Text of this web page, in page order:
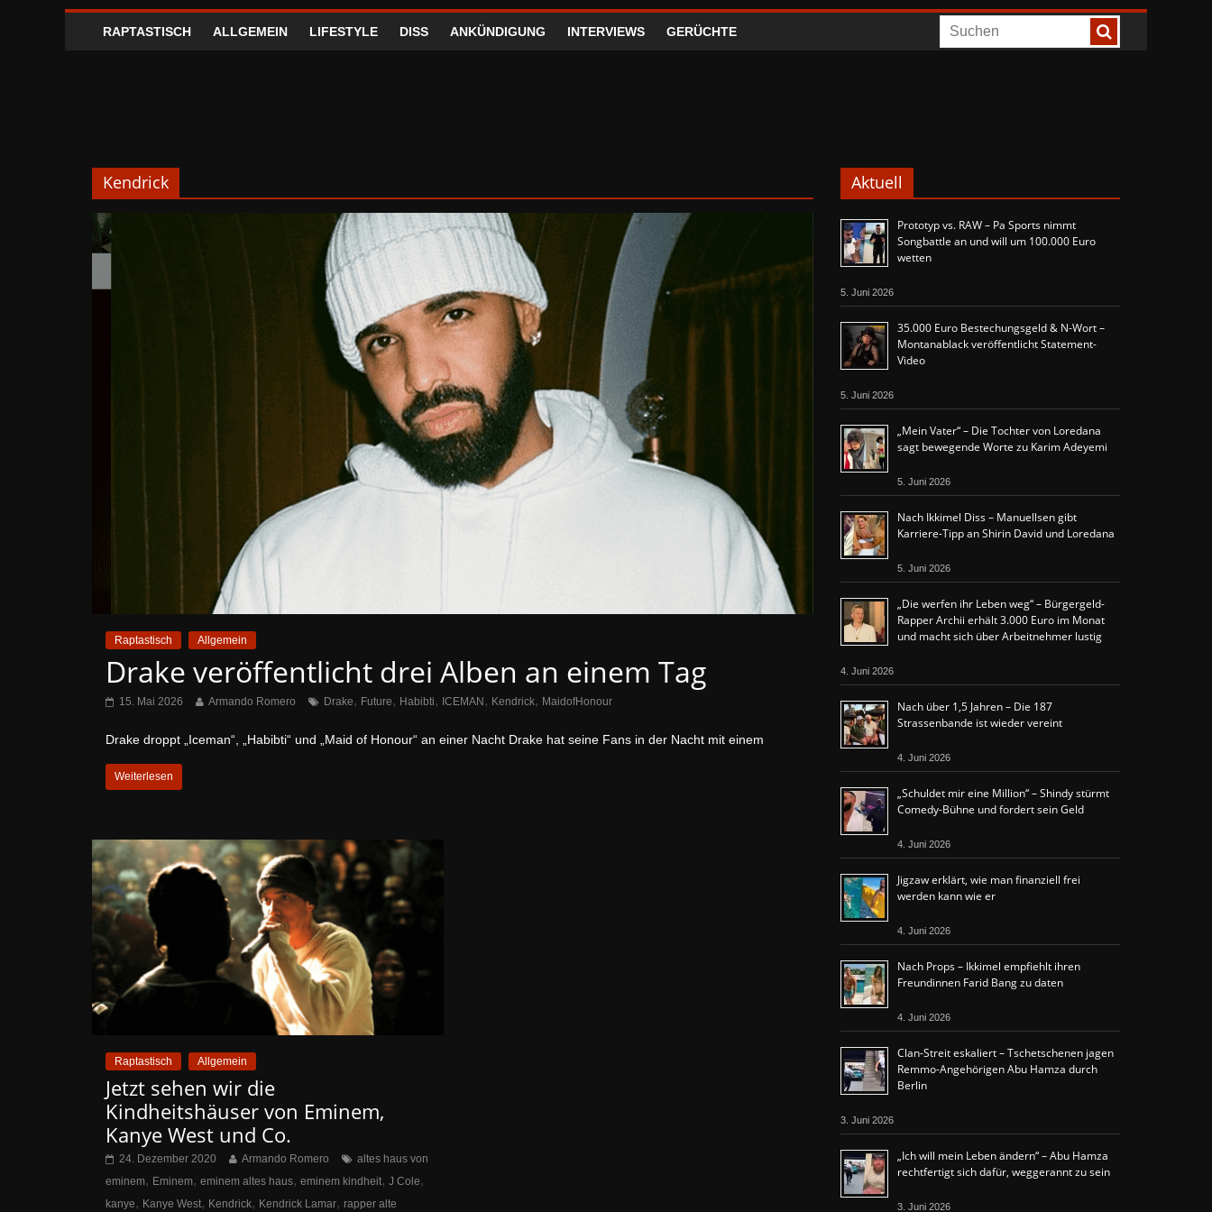
RAPTASTISCH ALLGEMEIN LIFESTYLE DISS ANKÜNDIGUNG INTERVIEWS GERÜCHTE
Kendrick
Raptastisch Allgemein
Drake veröffentlicht drei Alben an einem Tag
15. Mai 2026 Armando Romero Drake, Future, Habibti, ICEMAN , Kendrick, MaidofHonour
Drake droppt „Iceman“, „Habibti“ und „Maid of Honour“ an einer Nacht Drake hat seine Fans in der Nacht mit einem
Weiterlesen
Raptastisch Allgemein
Jetzt sehen wir die
Kindheitshäuser von Eminem,
Kanye West und Co.
24. Dezember 2020 Armando Romero
altes haus von
eminem, Eminem, eminem altes haus, eminem kindheit, J Cole,
kanye, Kanye West, Kendrick, Kendrick Lamar, rapper alte
Aktuell
Prototyp vs. RAW – Pa Sports nimmt
Songbattle an und will um 100.000 Euro
wetten
5. Juni 2026
35.000 Euro Bestechungsgeld & N-Wort –
Montanablack veröffentlicht Statement-
Video
5. Juni 2026
„Mein Vater“ – Die Tochter von Loredana
sagt bewegende Worte zu Karim Adeyemi
5. Juni 2026
Nach Ikkimel Diss – Manuellsen gibt
Karriere-Tipp an Shirin David und Loredana
5. Juni 2026
„Die werfen ihr Leben weg“ – Bürgergeld-
Rapper Archii erhält 3.000 Euro im Monat
und macht sich über Arbeitnehmer lustig
4. Juni 2026
Nach über 1,5 Jahren – Die 187
Strassenbande ist wieder vereint
4. Juni 2026
„Schuldet mir eine Million“ – Shindy stürmt
Comedy-Bühne und fordert sein Geld
4. Juni 2026
Jigzaw erklärt, wie man finanziell frei
werden kann wie er
4. Juni 2026
Nach Props – Ikkimel empfiehlt ihren
Freundinnen Farid Bang zu daten
4. Juni 2026
Clan-Streit eskaliert – Tschetschenen jagen
Remmo-Angehörigen Abu Hamza durch
Berlin
3. Juni 2026
„Ich will mein Leben ändern“ – Abu Hamza
rechtfertigt sich dafür, weggerannt zu sein
3. Juni 2026